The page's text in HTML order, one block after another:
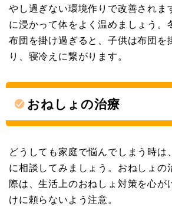
やし過ぎない環境作りで改善されま
に浸かって体をよく温めましょう。
布団を掛け過ぎると、子供は布団を
り、寝冷えに繋がります。
おねしょの治療
どうしても家庭で悩んでしまう時は
に相談してみましょう。おねしょの
際は、生活上のおねしょ対策を心が
けに頼らないよう注意。